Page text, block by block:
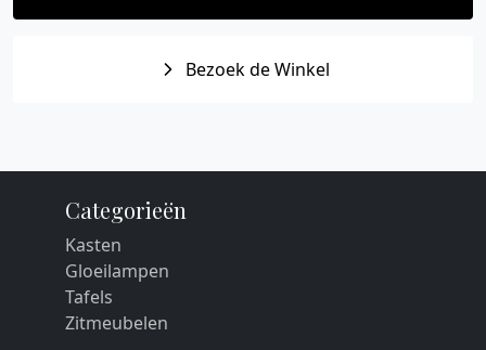
Bezoek de Winkel
Categorieën
Kasten
Gloeilampen
Tafels
Zitmeubelen